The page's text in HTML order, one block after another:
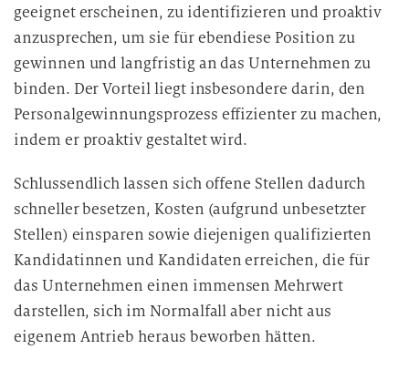
a
r
b
e
u
n
geeignet erscheinen, zu identifizieren und proaktiv
anzusprechen, um sie für ebendiese Position zu
gewinnen und langfristig an das Unternehmen zu
binden. Der Vorteil liegt insbesondere darin, den
Personalgewinnungsprozess effizienter zu machen,
indem er proaktiv gestaltet wird.
Schlussendlich lassen sich offene Stellen dadurch
schneller besetzen, Kosten (aufgrund unbesetzter
Stellen) einsparen sowie diejenigen qualifizierten
Kandidatinnen und Kandidaten erreichen, die für
das Unternehmen einen immensen Mehrwert
darstellen, sich im Normalfall aber nicht aus
eigenem Antrieb heraus beworben hätten.